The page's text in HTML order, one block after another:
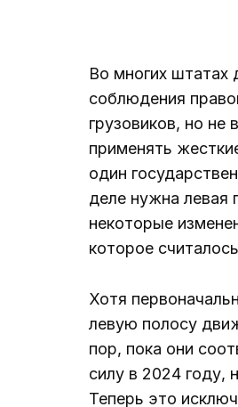
Во многих штатах
соблюдения
грузовиков, но не
применять
один
деле нужна левая
некоторые
которое
Хотя
левую полосу
пор, пока они
силу в 2024 году,
Теперь это